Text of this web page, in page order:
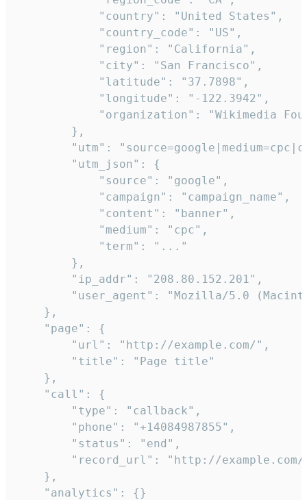
            "country": "United States",
            "country_code": "US",
            "region": "California",
            "city": "San Francisco",
            "latitude": "37.7898",
            "longitude": "-122.3942",
"organization": "Wikimedia
        },
"utm":
        "utm_json": {
            "source": "google",
            "campaign": "campaign_name",
            "content": "banner",
            "medium": "cpc",
            "term": "..."
        },
        "ip_addr": "208.80.152.201",
"user_agent": "Mozilla/5.0
    },
    "page": {
        "url": "http://example.com/",
        "title": "Page title"
    },
    "call": {
        "type": "callback",
        "phone": "+14084987855",
        "status": "end",
"record_url": "http://
    },
    "analytics": {}